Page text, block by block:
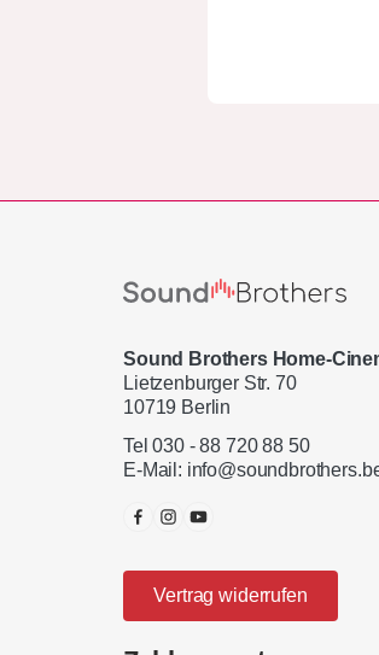
Sound Brothers Home-
Lietzenburger Str. 70
10719 Berlin
Tel 030 - 88 720 88 50
E-Mail:
Vertrag widerrufen